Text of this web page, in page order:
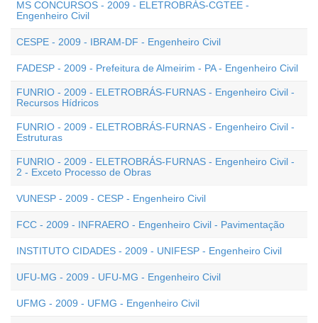
MS CONCURSOS - 2009 - ELETROBRÁS-CGTEE -
Engenheiro Civil
CESPE - 2009 - IBRAM-DF - Engenheiro Civil
FADESP - 2009 - Prefeitura de Almeirim - PA - Engenheiro Civil
FUNRIO - 2009 - ELETROBRÁS-FURNAS - Engenheiro Civil -
Recursos Hídricos
FUNRIO - 2009 - ELETROBRÁS-FURNAS - Engenheiro Civil -
Estruturas
FUNRIO - 2009 - ELETROBRÁS-FURNAS - Engenheiro Civil -
2 - Exceto Processo de Obras
VUNESP - 2009 - CESP - Engenheiro Civil
FCC - 2009 - INFRAERO - Engenheiro Civil - Pavimentação
INSTITUTO CIDADES - 2009 - UNIFESP - Engenheiro Civil
UFU-MG - 2009 - UFU-MG - Engenheiro Civil
UFMG - 2009 - UFMG - Engenheiro Civil